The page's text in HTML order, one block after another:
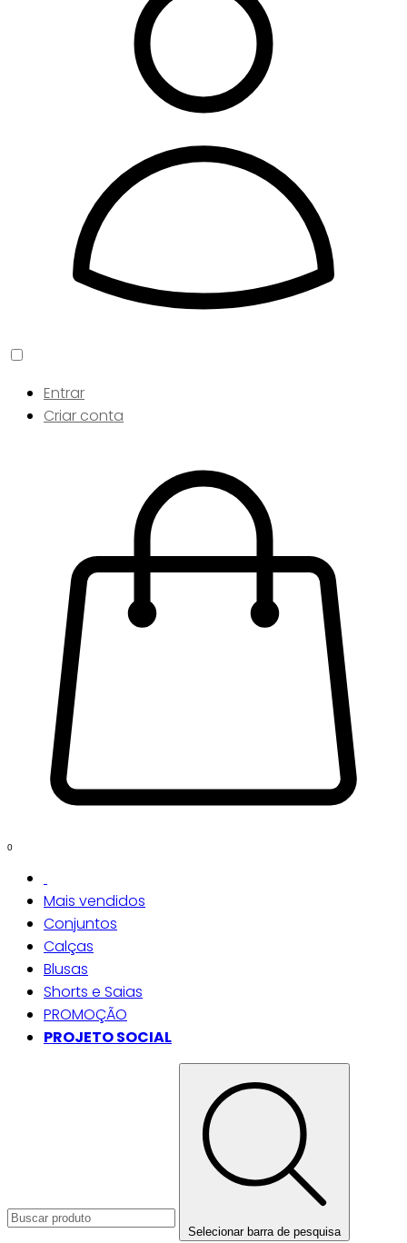
Entrar
Criar conta
0
Mais vendidos
Conjuntos
Calças
Blusas
Shorts e Saias
PROMOÇÃO
PROJETO SOCIAL
Selecionar barra de pesquisa